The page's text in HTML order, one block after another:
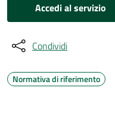
Accedi al servizio
Condividi
Normativa di riferimento